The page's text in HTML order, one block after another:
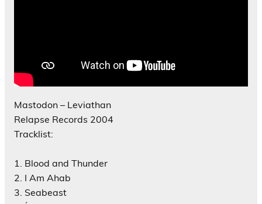
Mastodon – Leviathan
Relapse Records 2004
Tracklist:
1. Blood and Thunder
2. I Am Ahab
3. Seabeast